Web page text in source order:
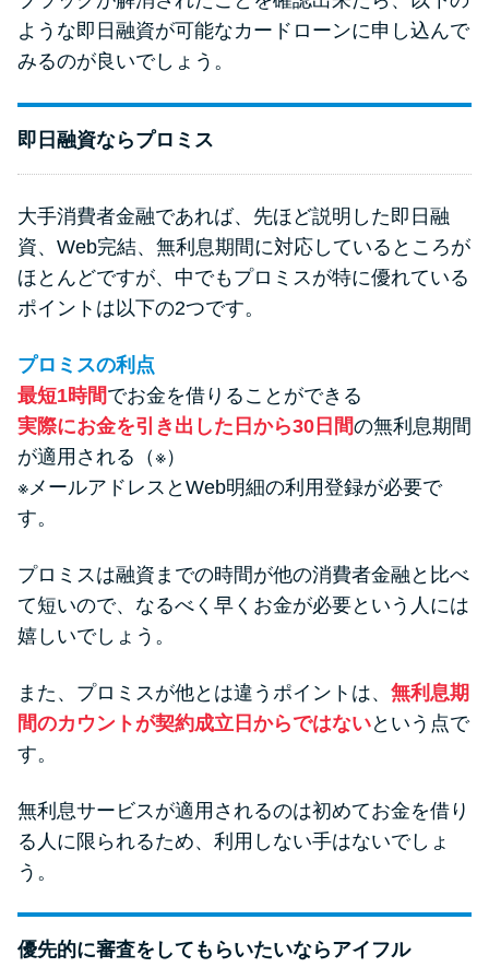
ような即日融資が可能なカードローンに申し込んで
みるのが良いでしょう。
即日融資ならプロミス
大手消費者金融であれば、先ほど説明した即日融
資、Web完結、無利息期間に対応しているところが
ほとんどですが、中でもプロミスが特に優れている
ポイントは以下の2つです。
プロミスの利点
最短1時間でお金を借りることができる
実際にお金を引き出した日から30日間の無利息期間
が適用される（※）
※メールアドレスとWeb明細の利用登録が必要で
す。
プロミスは融資までの時間が他の消費者金融と比べ
て短いので、なるべく早くお金が必要という人には
嬉しいでしょう。
また、プロミスが他とは違うポイントは、 無利息期
間のカウントが契約成立日からではないという点で
す。
無利息サービスが適用されるのは初めてお金を借り
る人に限られるため、利用しない手はないでしょ
う。
優先的に審査をしてもらいたいならアイフル